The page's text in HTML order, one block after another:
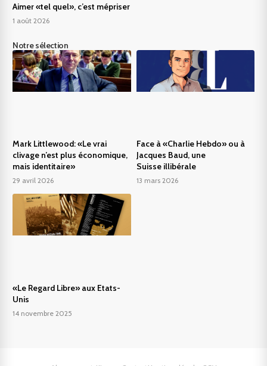
Aimer «tel quel», c’est mépriser
1 août 2026
Notre sélection
Mark Littlewood: «Le vrai
clivage n’est plus économique,
mais identitaire»
29 avril 2026
Face à «Charlie Hebdo» ou à
Jacques Baud, une
Suisse illibérale
13 mars 2026
«Le Regard Libre» aux Etats-
Unis
14 novembre 2025